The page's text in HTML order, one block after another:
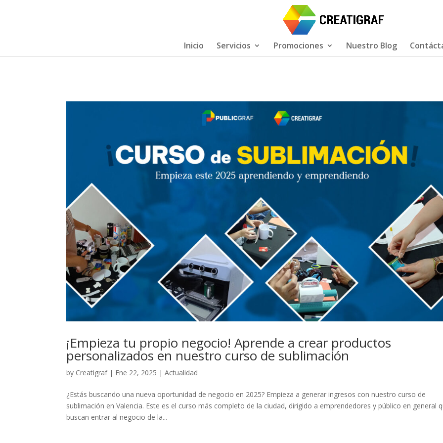
Inicio Servicios Promociones Nuestro Blog
¡Empieza tu propio negocio! Aprende a crear productos
personalizados en nuestro curso de sublimación
by Creatigraf| Ene 22, 2025 |Actualidad
¿Estás buscando una nueva oportunidad de negocio en 2025? Empieza a generar ingresos con nuestro curso de
sublimación en Valencia. Este es el curso más completo de la ciudad, dirigido a emprendedores y público en general
buscan entrar al negocio de la...